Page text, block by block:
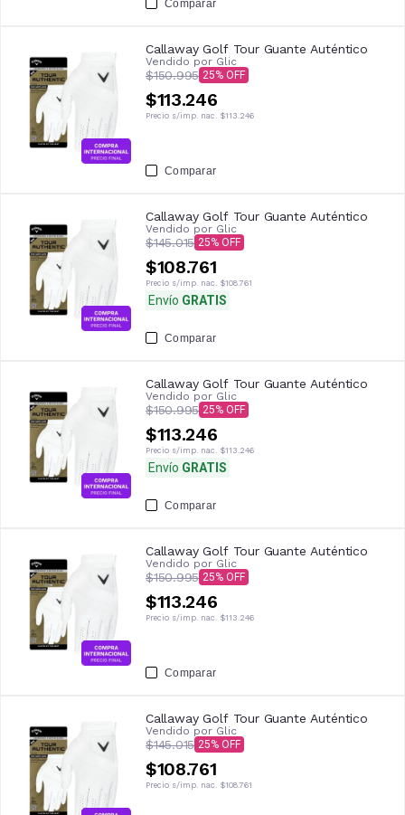
Comparar
Callaway Golf Tour Guante Auténtico
Vendido por Glic
$150.995 25
$113.246
Precio s/imp. nac. $113.246
Comparar
Callaway Golf Tour Guante Auténtico
Vendido por Glic
$145.015 25
$108.761
Precio s/imp. nac. $108.761
Envío GRATIS
Comparar
Callaway Golf Tour Guante Auténtico
Vendido por Glic
$150.995 25
$113.246
Precio s/imp. nac. $113.246
Envío GRATIS
Comparar
Callaway Golf Tour Guante Auténtico
Vendido por Glic
$150.995 25
$113.246
Precio s/imp. nac. $113.246
Comparar
Callaway Golf Tour Guante Auténtico
Vendido por Glic
$145.015 25
$108.761
Precio s/imp. nac. $108.761